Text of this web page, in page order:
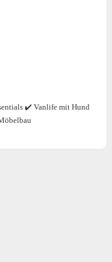
✔️ Vanlife mit Hund